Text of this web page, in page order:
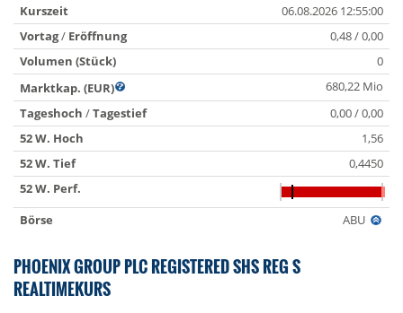
Kurszeit
06.08.2026 12:55:00
Vortag/ Eröffnung
0,48 / 0,00
Volumen (Stück)
0
Marktkap. (EUR)
680,22 Mio
Tageshoch /Tagestief
0,00 / 0,00
52 W. Hoch
1,56
52 W. Tief
0,4450
52 W. Perf.
Börse
ABU
PHOENIX GROUP PLC REGISTERED SHS REG S
REALTIMEKURS